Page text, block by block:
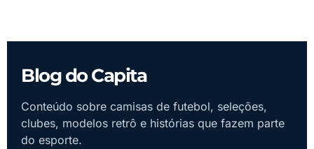
Blog do Capita
Conteúdo sobre camisas de futebol, seleções,
clubes, modelos retrô e histórias que fazem parte
do esporte.